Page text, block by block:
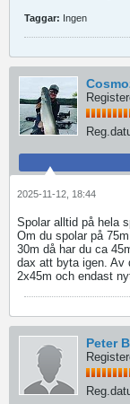
Taggar: Ingen
2025-11-12, 18:44
Spolar alltid på hela
Om du spolar på
30m då har du ca
dax att byta igen. Av
2x45m och endast
Peter B